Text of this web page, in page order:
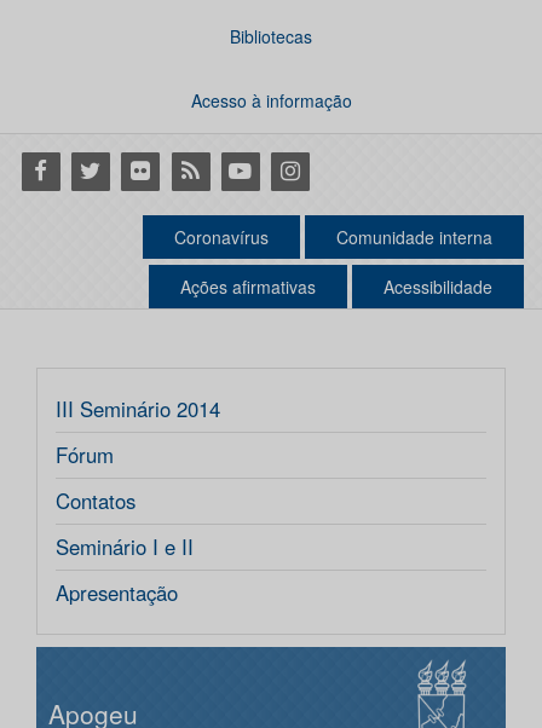
Bibliotecas
Acesso à informação
Facebook
Twitter Flickr RSS YoutubeInstagram
Coronavírus Comunidade interna
Ações afirmativas Acessibilidade
III Seminário 2014
Fórum
Contatos
Seminário I e II
Apresentação
Apogeu